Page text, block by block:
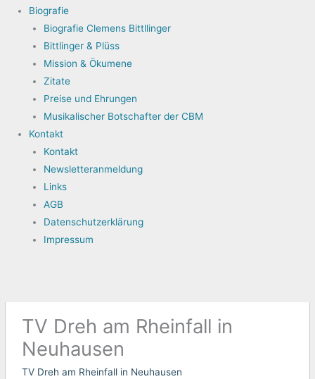
Biografie
Biografie Clemens Bittllinger
Bittlinger & Plüss
Mission & Ökumene
Zitate
Preise und Ehrungen
Musikalischer Botschafter der CBM
Kontakt
Kontakt
Newsletteranmeldung
Links
AGB
Datenschutzerklärung
Impressum
TV Dreh am Rheinfall in
Neuhausen
TV Dreh am Rheinfall in Neuhausen